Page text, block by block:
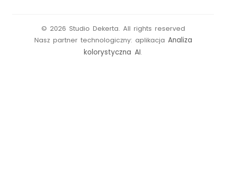
© 2026 Studio Dekerta. All rights reserved
Nasz partner technologiczny: aplikacja Analiza
kolorystyczna AI.